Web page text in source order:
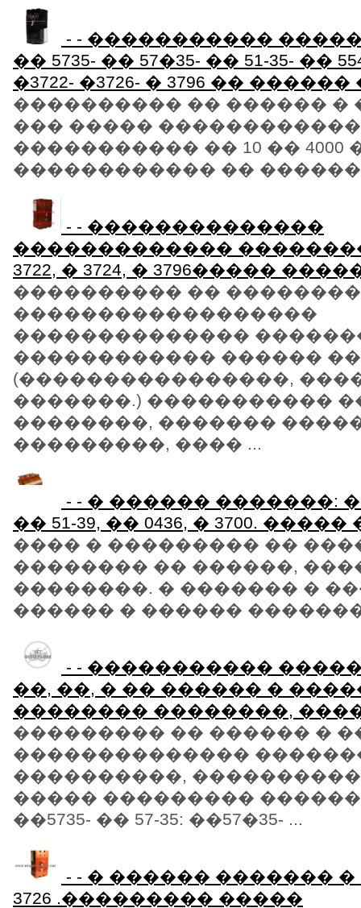
- - �����������
�� 5735- �� 57�35- �� 51-35- ��
�3722- �3726- � 3796 ��
���������� �� ������ �
��� �����
����������� �� 10 �� 4000
������������ �� ������
- - ��������������
�������������
3722, � 3724, � 3796�����
���������� ��
������������������
��������������
������������ ������
(����������������,
�������.) �����������
��������, �������
���������, ���� ...
- - � ������ �������: ��
�� 51-39, �� 0436, � 3700.
���� � ��������� ��
�������� �� ������,
��������. � ������� �
������ � ������
- - �����������
��, ��, � �� ������ �
�������� ��������,
��������� �� ������ �
��������������
����������,
����� ���������
��5735- �� 57-35: ��57�35- ...
- - � ������ ������� �
3726 .��������� �����